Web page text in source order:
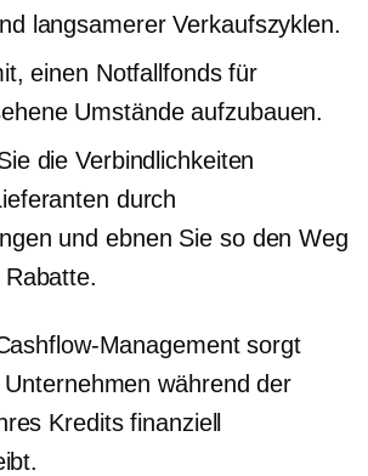
langsamerer Verkaufszyklen.
einen Notfallfonds für
Umstände aufzubauen.
die Verbindlichkeiten
durch
und ebnen Sie so den Weg
Management sorgt
während der
Kredits finanziell